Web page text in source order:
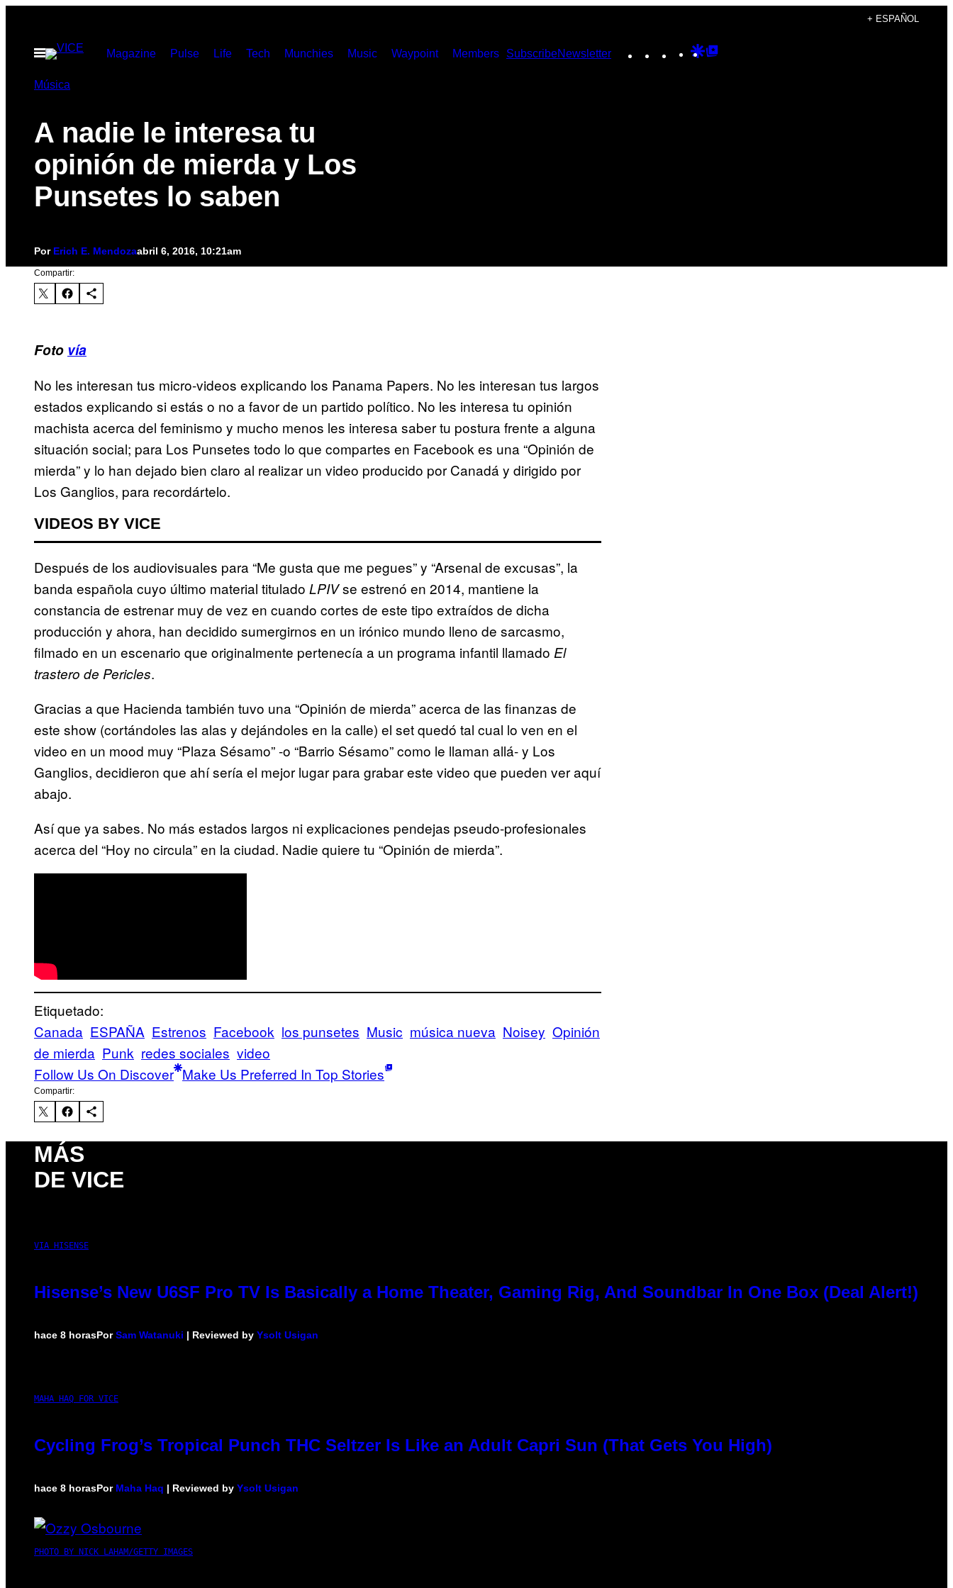
contenido
+ ESPAÑOL
Abrir
Menú
Magazine Pulse Life Tech Munchies Music Waypoint Members SubscribeNewsletter Instagram
TikTokYouTube
Google
Música
A nadie le interesa tu
opinión de mierda y Los
Punsetes lo saben
Por Erich E. Mendozaabril 6, 2016, 10:21am
Compartir:
Foto vía
No les interesan tus micro-videos explicando los Panama Papers. No les interesan tus largos
estados explicando si estás o no a favor de un partido político. No les interesa tu opinión
machista acerca del feminismo y mucho menos les interesa saber tu postura frente a alguna
situación social; para Los Punsetes todo lo que compartes en Facebook es una “Opinión de
mierda” y lo han dejado bien claro al realizar un video producido por Canadá y dirigido por
Los Ganglios, para recordártelo.
VIDEOS BY VICE
Después de los audiovisuales para “Me gusta que me pegues” y “Arsenal de excusas”, la
banda española cuyo último material titulado LPIVse estrenó en 2014, mantiene la
constancia de estrenar muy de vez en cuando cortes de este tipo extraídos de dicha
producción y ahora, han decidido sumergirnos en un irónico mundo lleno de sarcasmo,
filmado en un escenario que originalmente pertenecía a un programa infantil llamado El
trastero de Pericles.
Gracias a que Hacienda también tuvo una “Opinión de mierda” acerca de las finanzas de
este show (cortándoles las alas y dejándoles en la calle) el set quedó tal cual lo ven en el
video en un mood muy “Plaza Sésamo” -o “Barrio Sésamo” como le llaman allá- y Los
Ganglios, decidieron que ahí sería el mejor lugar para grabar este video que pueden ver aquí
abajo.
Así que ya sabes. No más estados largos ni explicaciones pendejas pseudo-profesionales
acerca del “Hoy no circula” en la ciudad. Nadie quiere tu “Opinión de mierda”.
Etiquetado:
Canada ESPAÑA Estrenos Facebook los punsetes Music música nueva Noisey Opinión
de mierda Punk redes sociales video
Follow Us On Discover Make Us Preferred In Top Stories
Compartir:
MÁS
DE VICE
VIA HISENSE
Hisense’s New U6SF Pro TV Is Basically a Home Theater, Gaming Rig, And Soundbar In One Box (Deal Alert!)
hace 8 horasPorSam Watanuki | Reviewed by Ysolt Usigan
MAHA HAQ FOR VICE
Cycling Frog’s Tropical Punch THC Seltzer Is Like an Adult Capri Sun (That Gets You High)
hace 8 horasPor Maha Haq | Reviewed by Ysolt Usigan
PHOTO BY NICK LAHAM/GETTY IMAGES